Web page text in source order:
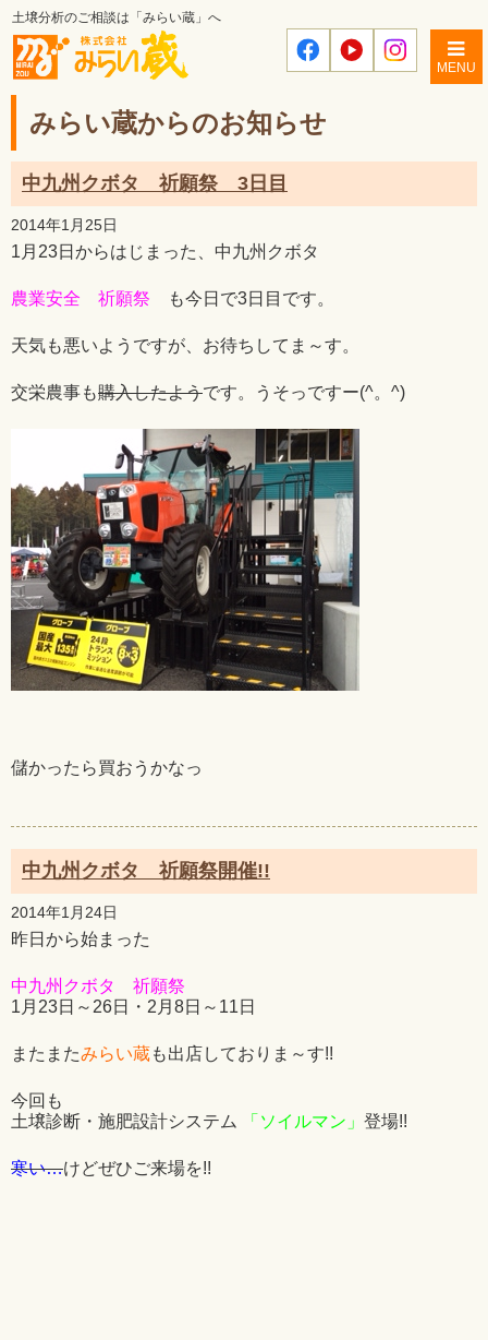
土壌分析のご相談は「みらい蔵」へ
MENU
みらい蔵からのお知らせ
中九州クボタ 祈願祭 3日目
2014年1月25日
1月23日からはじまった、中九州クボタ
農業安全 祈願祭 も今日で3日目です。
天気も悪いようですが、お待ちしてま～す。
交栄農事も購入したようです。うそっですー(^。^)
儲かったら買おうかなっ
中九州クボタ 祈願祭開催!!
2014年1月24日
昨日から始まった
中九州クボタ 祈願祭
1月23日～26日・2月8日～11日
またまたみらい蔵も出店しておりま～す!!
今回も
土壌診断・施肥設計システム
「ソイルマン」 登場!!
寒い…けどぜひご来場を!!